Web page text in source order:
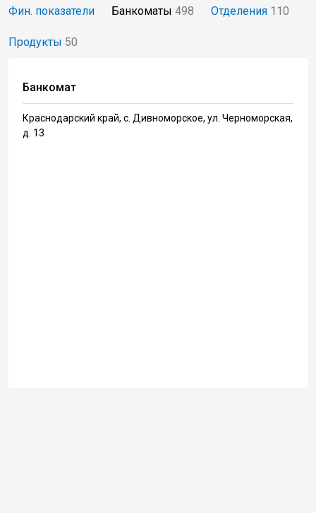
Фин. показатели Банкоматы 498 Отделения 110
Продукты 50
Банкомат
Краснодарский край, с. Дивноморское, ул. Черноморская,
д. 13